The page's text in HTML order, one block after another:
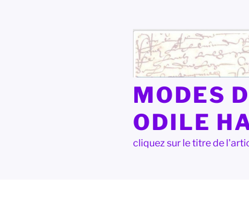
MODES
ODILE
cliquez sur le titre de